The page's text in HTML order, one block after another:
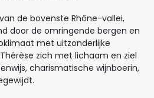
de bovenste Rhône-vallei,
door de omringende bergen en
met uitzonderlijke
zich met lichaam en ziel
charismatische wijnboerin,